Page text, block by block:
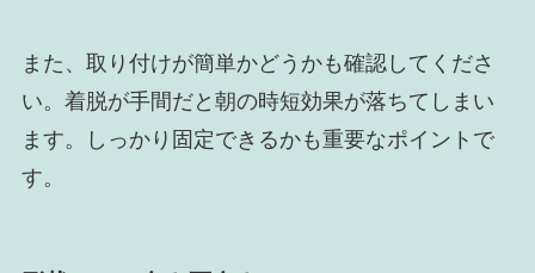
また、取り付けが簡単かどうかも確認してくださ
い。着脱が手間だと朝の時短効果が落ちてしまい
ます。しっかり固定できるかも重要なポイントで
す。